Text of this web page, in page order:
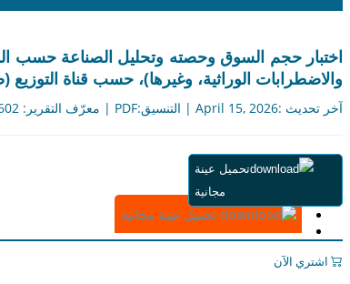
اختبار حجم السوق وحصته وتحليل الصناعة حسب
والاضطرابات الوراثية، وغيرها)، حسب قناة التوزيع
آخر تحديث :April 15, 2026 | التنسيق:PDF | معرّف التقرير: 111602
ملخص
جدول المحتويات
تحميل عينة مجانية
تحميل عينة
مجانية
اشتري الآن